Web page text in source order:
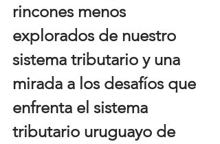
rincones menos
explorados de nuestro
sistema tributario y una
mirada a los desafíos que
enfrenta el sistema
tributario uruguayo de